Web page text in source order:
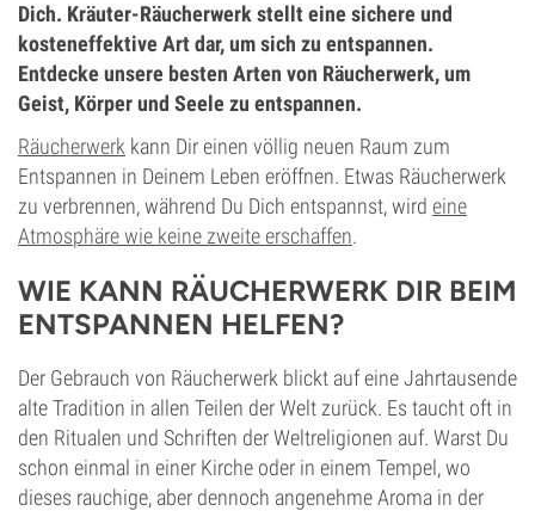
Dich. Kräuter-Räucherwerk stellt eine sichere und
kosteneffektive Art dar, um sich zu entspannen.
Entdecke unsere besten Arten von Räucherwerk, um
Geist, Körper und Seele zu entspannen.
Räucherwerk kann Dir einen völlig neuen Raum zum
Entspannen in Deinem Leben eröffnen. Etwas Räucherwerk
zu verbrennen, während Du Dich entspannst, wird eine
Atmosphäre wie keine zweite erschaffen.
WIE KANN RÄUCHERWERK DIR BEIM
ENTSPANNEN HELFEN?
Der Gebrauch von Räucherwerk blickt auf eine Jahrtausende
alte Tradition in allen Teilen der Welt zurück. Es taucht oft in
den Ritualen und Schriften der Weltreligionen auf. Warst Du
schon einmal in einer Kirche oder in einem Tempel, wo
dieses rauchige, aber dennoch angenehme Aroma in der